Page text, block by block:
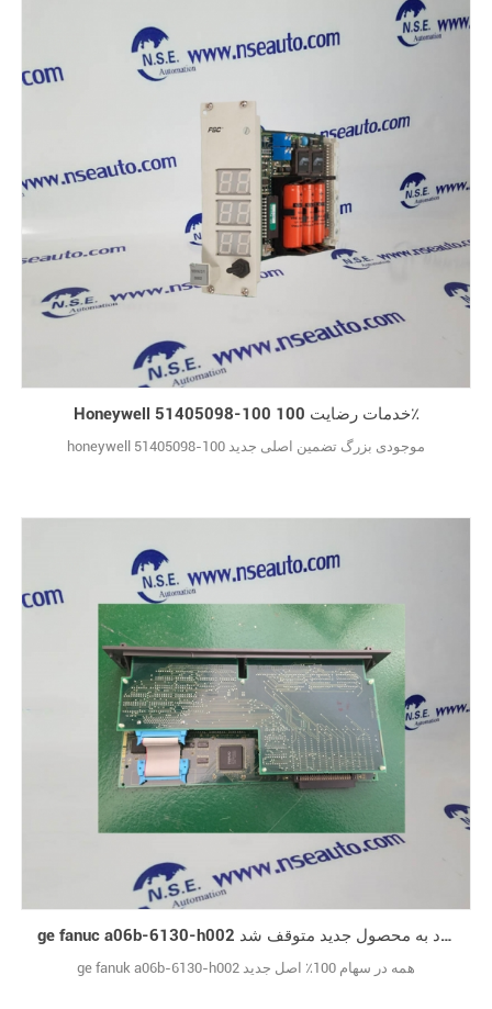
Honeywell 51405098-100 خدمات رضایت 100٪
honeywell 51405098-100 موجودی بزرگ تضمین اصلی جدید
ge fanuc a06b-6130-h002 از ورود به محصول جدید متوقف شد
ge fanuk a06b-6130-h002 همه در سهام 100٪ اصل جدید